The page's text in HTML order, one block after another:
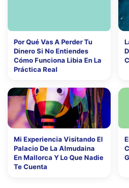
Por Qué Vas A Perder Tu
Dinero Si No Entiendes
Cómo Funciona Libia En La
Práctica Real
Mi Experiencia Visitando El
Palacio De La Almudaina
En Mallorca Y Lo Que Nadie
Te Cuenta